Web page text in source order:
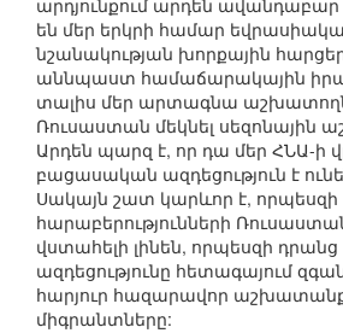
արդյունքում արդեն
են մեր երկրի համար
նշանակության խորքային
աննպաստ համաճարակային
տալիս մեր արտագնա
Ռուսաստան մեկնել սեզոնային
Արդեն պարզ է, որ դա մեր ՀՆԱ-ի
բացասական ազդեցություն է
Սակայն շատ կարևոր է, որպեսզի
հարաբերությունների
վստահելի լինեն, որպեսզի
ազդեցությունը հետագայում
հարյուր հազարավոր
միգրանտները: